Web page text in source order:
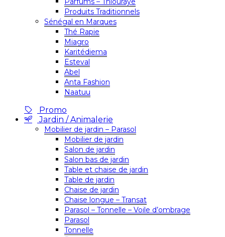
Produits Traditionnels
Sénégal en Marques
Thé Rapie
Miagro
Karitédiema
Esteval
Abel
Anta Fashion
Naatuu
Promo
Jardin / Animalerie
Mobilier de jardin – Parasol
Mobilier de jardin
Salon de jardin
Salon bas de jardin
Table et chaise de jardin
Table de jardin
Chaise de jardin
Chaise longue – Transat
Parasol – Tonnelle – Voile d’ombrage
Parasol
Tonnelle